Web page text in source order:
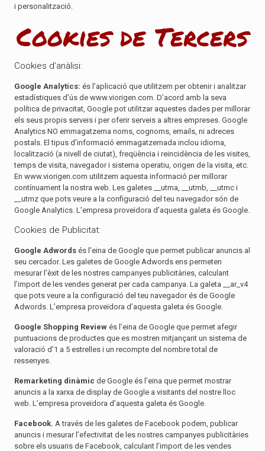
i personalització.
Cookies de Tercers
Cookies d’anàlisi:
Google Analytics: és l’aplicació que utilitzem per obtenir i analitzar
estadístiques d’ús de www.viorigen.com. D’acord amb la seva
política de privacitat, Google pot utilitzar aquestes dades per millorar
els seus propis serveis i per oferir serveis a altres empreses. Google
Analytics NO emmagatzema noms, cognoms, emails, ni adreces
postals. El tipus d’informació emmagatzemada inclou idioma,
localització (a nivell de ciutat), freqüència i reincidència de les visites,
temps de visita, navegador i sistema operatiu, origen de la visita, etc.
En www.viorigen.com utilitzem aquesta informació per millorar
contínuament la nostra web. Les galetes __utma, __utmb, __utmc i
__utmz que pots veure a la configuració del teu navegador són de
Google Analytics. L’empresa proveïdora d’aquesta galeta és Google.
Cookies de Publicitat:
Google Adwords és l’eina de Google que permet publicar anuncis al
seu cercador. Les galetes de Google Adwords ens permeten
mesurar l’èxit de les nostres campanyes publicitàries, calculant
l’import de les vendes generat per cada campanya. La galeta __ar_v4
que pots veure a la configuració del teu navegador és de Google
Adwords. L’empresa proveïdora d’aquesta galeta és Google.
Google Shopping Review és l’eina de Google que permet afegir
puntuacions de productes que es mostren mitjançant un sistema de
valoració d’1 a 5 estrelles i un recompte del nombre total de
ressenyes.
Remarketing dinàmic de Google és l’eina que permet mostrar
anuncis a la xarxa de display de Google a visitants del nostre lloc
web. L’empresa proveïdora d’aquesta galeta és Google.
Facebook. A través de les galetes de Facebook podem, publicar
anuncis i mesurar l’efectivitat de les nostres campanyes publicitàries
sobre els usuaris de Facebook, calculant l’import de les vendes